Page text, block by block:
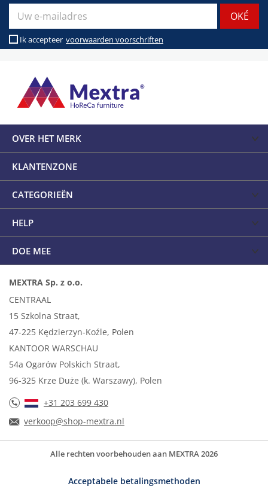
Ik accepteer voorwaarden voorschriften
OVER HET MERK
KLANTENZONE
CATEGORIEËN
HELP
DOE MEE
MEXTRA Sp. z o.o.
CENTRAAL
15 Szkolna Straat,
47-225 Kędzierzyn-Koźle, Polen
KANTOOR WARSCHAU
54a Ogarów Polskich Straat,
96-325 Krze Duże (k. Warszawy), Polen
+31 203 699 430
verkoop@shop-mextra.nl
Alle rechten voorbehouden aan MEXTRA 2026
Acceptabele betalingsmethoden